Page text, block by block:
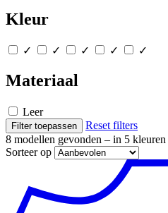
Kleur
✓ ✓ ✓ ✓ ✓
Materiaal
Leer
Filter toepassen
Reset filters
8 modellen gevonden – in 5 kleuren
Sorteer op